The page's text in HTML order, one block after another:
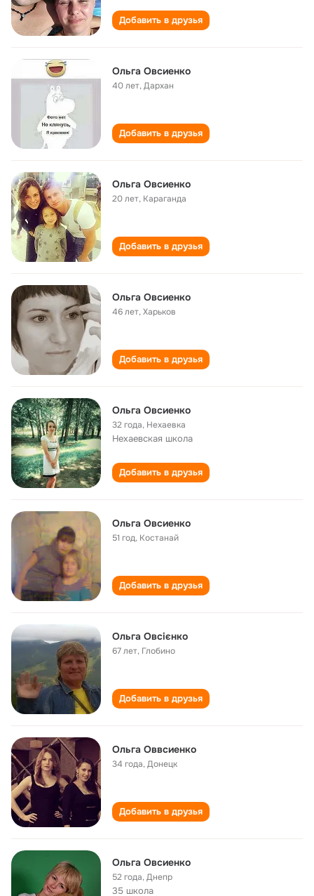
Добавить в друзья
Ольга Овсиенко
40 лет,Дархан
Добавить в друзья
Ольга Овсиенко
20 лет, Караганда
Добавить в друзья
Ольга Овсиенко
46 лет,Харьков
Добавить в друзья
Ольга Овсиенко
32 года, Нехаевка
Нехаевская школа
Добавить в друзья
Ольга Овсиенко
51 год, Костанай
Добавить в друзья
Ольга Овсієнко
67 лет, Глобино
Добавить в друзья
Ольга Оввсиенко
34 года,Донецк
Добавить в друзья
Ольга Овсиенко
52 года,Днепр
35 школа